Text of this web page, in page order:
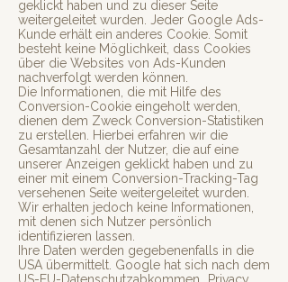
geklickt haben und zu dieser Seite
weitergeleitet wurden. Jeder Google Ads-
Kunde erhält ein anderes Cookie. Somit
besteht keine Möglichkeit, dass Cookies
über die Websites von Ads-Kunden
nachverfolgt werden können.
Die Informationen, die mit Hilfe des
Conversion-Cookie eingeholt werden,
dienen dem Zweck Conversion-Statistiken
zu erstellen. Hierbei erfahren wir die
Gesamtanzahl der Nutzer, die auf eine
unserer Anzeigen geklickt haben und zu
einer mit einem Conversion-Tracking-Tag
versehenen Seite weitergeleitet wurden.
Wir erhalten jedoch keine Informationen,
mit denen sich Nutzer persönlich
identifizieren lassen.
Ihre Daten werden gegebenenfalls in die
USA übermittelt. Google hat sich nach dem